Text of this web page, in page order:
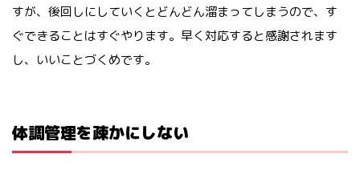
すが、後回しにしていくとどんどん溜まってしまうので、す
ぐできることはすぐやります。早く対応すると感謝されます
し、いいことづくめです。
体調管理を疎かにしない